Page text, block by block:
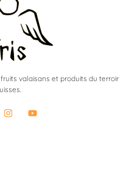
valaisans et produits du terroir